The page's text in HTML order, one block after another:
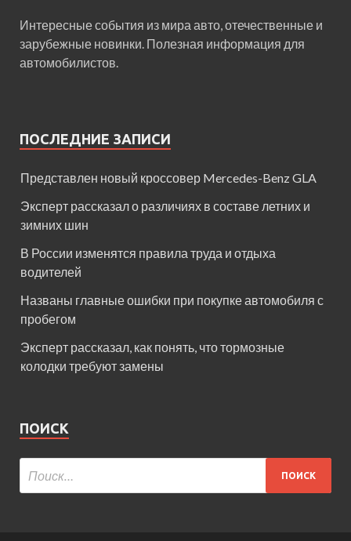
Интересные события из мира авто, отечественные и
зарубежные новинки. Полезная информация для
автомобилистов.
ПОСЛЕДНИЕ ЗАПИСИ
Представлен новый кроссовер Mercedes-Benz GLA
Эксперт рассказал о различиях в составе летних и
зимних шин
В России изменятся правила труда и отдыха
водителей
Названы главные ошибки при покупке автомобиля с
пробегом
Эксперт рассказал, как понять, что тормозные
колодки требуют замены
ПОИСК